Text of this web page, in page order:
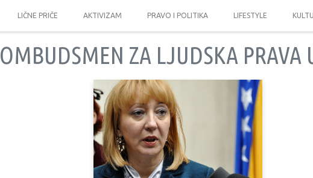
LIČNE PRIČE AKTIVIZAM PRAVO I POLITIKA LIFESTYLE
OMBUDSMEN ZA LJUDSKA PRAVA